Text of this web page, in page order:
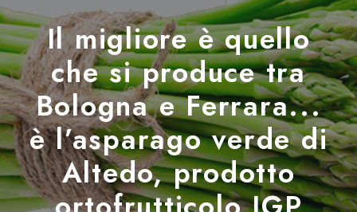
LA RIVISTA
CONTATTI
CLUB DEGUSTA
STORE
RICERCA
Il migliore è quello
che si produce tra
Bologna e Ferrara...
è l’asparago verde di
Altedo, prodotto